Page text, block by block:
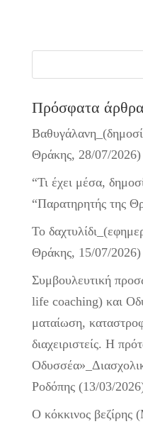
Πρόσφατα άρθρα
Θράκης, 28/07/2026)
“Τι έχει μέσα,
“Παρατηρητής της
Το
Θράκης, 15/07/2026)
Συμβουλευτική
life coaching) και
ματαίωση,
διαχειριστείς. Η
Ροδόπης (13/03/
Ο κόκκινος βεζίρης